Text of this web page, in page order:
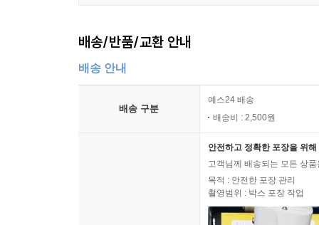
배송/반품/교환 안내
배송 안내
배송 구분
예스24 배송
배송비 : 2,500원
안전하고 정확한 포장을 위
고객님께 배송되는 모든 상
목적 : 안전한 포장 관리
촬영범위 : 박스 포장 작업